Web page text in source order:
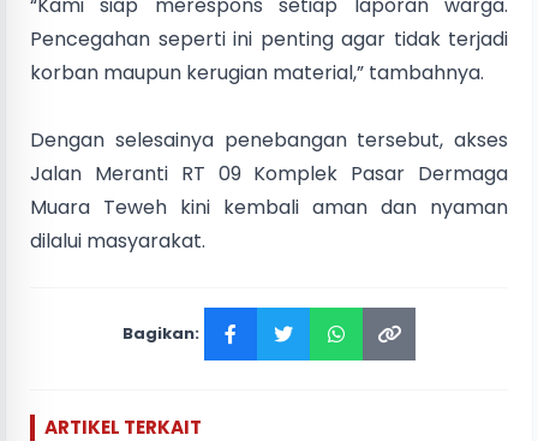
Pencegahan seperti ini penting agar tidak terjadi
korban maupun kerugian material,” tambahnya.
Dengan selesainya penebangan tersebut, akses
Jalan Meranti RT 09 Komplek Pasar Dermaga
Muara Teweh kini kembali aman dan nyaman
dilalui masyarakat.
Bagikan:
ARTIKEL TERKAIT